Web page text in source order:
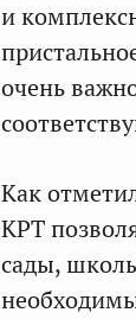
и
очень
Как
КРТ
сады,